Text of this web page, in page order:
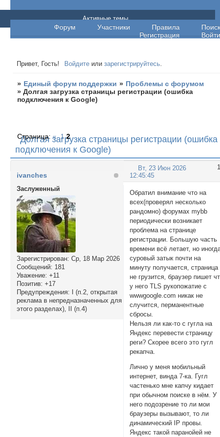
Единый форум поддержки
Форум Участники Правила
Поиск
Регистрация
Войти
Активные темы
Привет, Гость! Войдите илизарегистрируйтесь.
» Единый форум поддержки » Проблемы с форумом
»Долгая загрузка страницы регистрации (ошибка
подключения к Google)
Долгая загрузка страницы регистрации (ошибка
подключения к Google)
Страница:« 1 2
1
Вт, 23 Июн 2026
12:45:45
ivanches
Заслуженный
Зарегистрирован: Ср, 18 Мар 2026
Сообщений: 181
Уважение: +11
Позитив: +17
Предупреждения: I (п.2, открытая
реклама в непредназначенных для
этого разделах), II (п.4)
Обратил внимание что на
всех(проверял несколько
рандомно) форумах mybb
периодически возникает
проблема на странице
регистрации. Большую часть
времени всё летает, но
суровый затык почти на
минуту получается, страница
не грузится, браузер пишет
у него TLS рукопожатие с
wwwgoogle.com никак не
случится, перманентные
сбросы.
Нельзя ли как-то с гугла на
Яндекс перевести страницу
реги? Скорее всего это гугл
рекапча.
Лично у меня мобильный
интернет, винда 7-ка. Гугл
частенько мне капчу кидает
при обычном поиске в нём. У
него подозрение то ли мои
браузеры вызывают, то ли
динамический IP провы.
Яндекс такой паранойей не